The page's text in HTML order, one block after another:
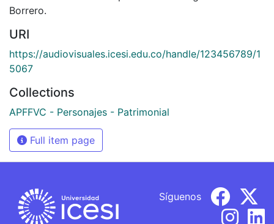
Borrero.
URI
https://audiovisuales.icesi.edu.co/handle/123456789/1
5067
Collections
APFFVC - Personajes - Patrimonial
Full item page
Síguenos